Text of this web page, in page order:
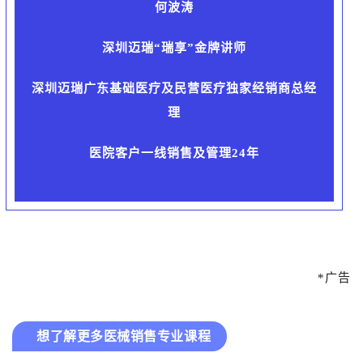
何波涛
深圳迈瑞“瑞享”金牌讲师
深圳迈瑞广东基础医疗及民营医疗独家经销商总经
理
医院客户一线销售及管理24年
*广告
想了解更多医械销售专业课程